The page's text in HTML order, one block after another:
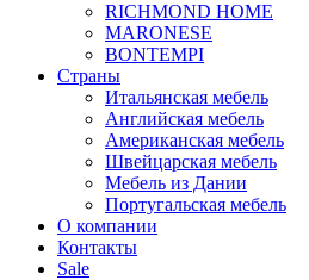
RICHMOND HOME
MARONESE
BONTEMPI
Страны
Итальянская мебель
Английская мебель
Американская мебель
Швейцарская мебель
Мебель из Дании
Португальская мебель
О компании
Контакты
Sale